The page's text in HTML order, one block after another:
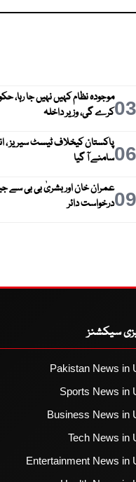
03موجودہ نظام کہیں نہیں جا
کرے گی، وزیر داخلہ
06سامنے آ گیا
09عمران خان اور بشریٰ بی بی سے
درخواست دائر
سیکشنز
Pakistan News in
Sports News in
Business News in
Tech News in
Entertainment News in